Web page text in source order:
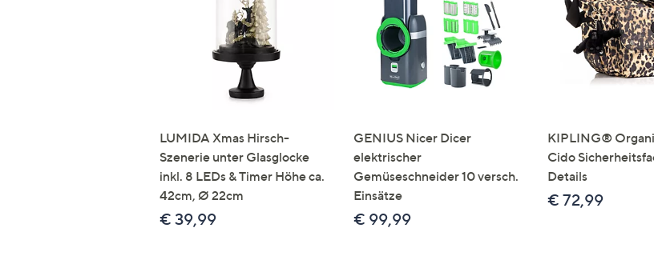
LUMIDA Xmas Hirsch-
Szenerie unter Glasglocke
inkl. 8 LEDs & Timer Höhe ca.
42cm, Ø 22cm
€ 39,99
GENIUS Nicer Dicer
elektrischer
Gemüseschneider 10 versch.
Einsätze
€ 99,99
KIPLING®
Cido
Details
€ 72,99